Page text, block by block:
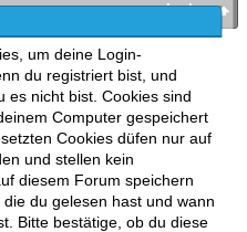
um deine Login-
du registriert bist, und
es nicht bist. Cookies sind
Computer gespeichert
Cookies düfen nur auf
und stellen kein
diesem Forum speichern
du gelesen hast und wann
Bitte bestätige, ob du diese
nach oben
MyBB GoMobile
wechseln
TkaczMyBB addons.